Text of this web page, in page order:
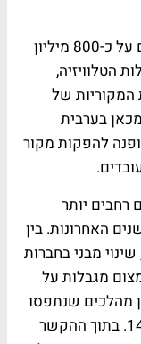
תקציב תאגיד השידור הציבורי עומד כיום על כ-800 מיליון
הטלוויזיה,
המקוריות של
גימל, מכאן בערבית
להפקות מקור
רחבים יותר
האחרונות. בין
מבני בחברות
מגבלות על
מהלכים שנתפסו
על ידי מבקרי הממשלה כהטבות לערוץ 14. בתוך ההקשר